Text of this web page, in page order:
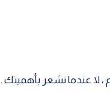
لا عندما تشعر بأهميتك .